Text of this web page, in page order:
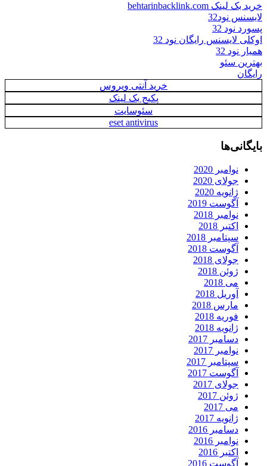
خرید بک لینک behtarinbacklink.com
لایسنس نود32
پسورد نود 32
اوکلی لایسنس رایگان نود 32
همیار نود 32
بهترین سئو
رایگان
خرید آنتی ویروس
پکیج بک لینک
سئوسایت
eset antivirus
بایگانی‌ها
نوامبر 2020
جولای 2020
ژانویه 2020
آگوست 2019
نوامبر 2018
اکتبر 2018
سپتامبر 2018
آگوست 2018
جولای 2018
ژوئن 2018
می 2018
آوریل 2018
مارس 2018
فوریه 2018
ژانویه 2018
دسامبر 2017
نوامبر 2017
سپتامبر 2017
آگوست 2017
جولای 2017
ژوئن 2017
می 2017
ژانویه 2017
دسامبر 2016
نوامبر 2016
اکتبر 2016
آگوست 2016